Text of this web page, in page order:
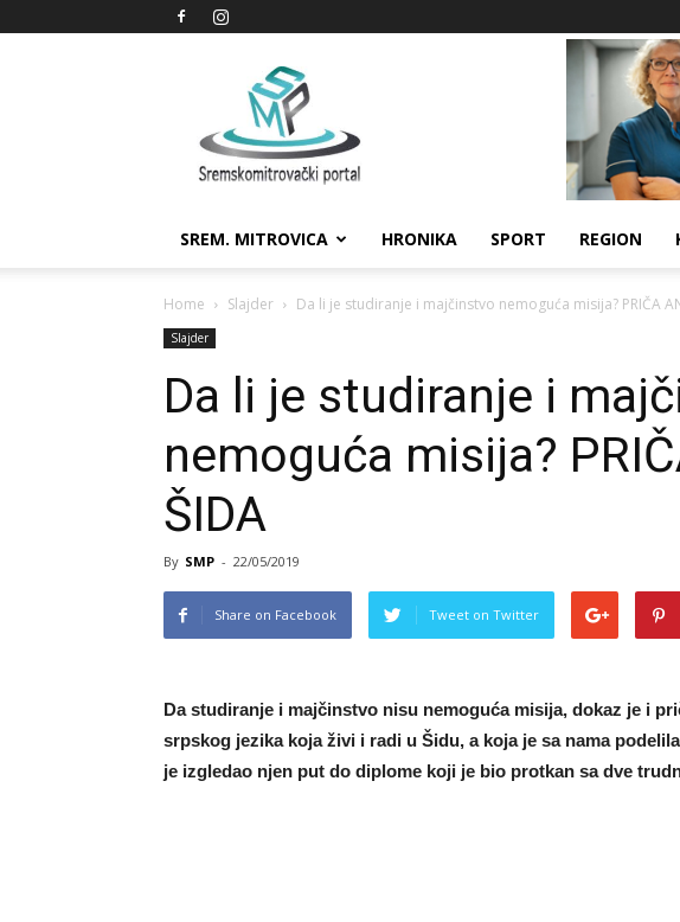
Sremskomitrovački
portal
SREM. MITROVICA HRONIKA SPORT REGION
Home Slajder Da li je studiranje i majčinstvo nemoguća misija? PRIČA
Slajder
Da li je studiranje i
nemoguća misija?
ŠIDA
By SMP - 22/05/2019
Share on Facebook Tweet on Twitter
Da studiranje i majčinstvo nisu nemoguća misija, dokaz je i
srpskog jezika koja živi i radi u Šidu, a koja je sa nama
je izgledao njen put do diplome koji je bio protkan sa dve